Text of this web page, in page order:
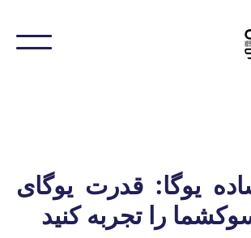
یوگا: قدرت یوگای
را تجربه کنید